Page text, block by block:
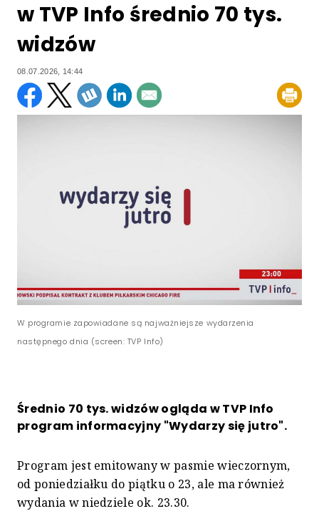
w TVP Info średnio 70 tys.
widzów
08.07.2026, 14:44
W programie zapowiadane są najważniejsze wydarzenia
następnego dnia (screen: TVP Info)
Średnio 70 tys. widzów ogląda w TVP Info
program informacyjny "Wydarzy się jutro".
Program jest emitowany w pasmie wieczornym,
od poniedziałku do piątku o 23, ale ma również
wydania w niedziele ok. 23.30.